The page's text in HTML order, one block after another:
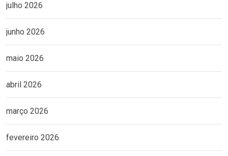
julho 2026
junho 2026
maio 2026
abril 2026
março 2026
fevereiro 2026